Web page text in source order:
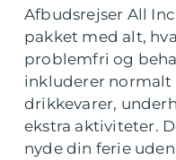
Afbudsrejser All
pakket med alt,
problemfri og
inkluderer
drikkevarer,
ekstra aktiviteter.
nyde din ferie